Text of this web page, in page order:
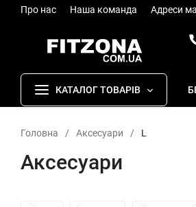
Про нас Наша команда Адреси
КАТАЛОГ ТОВАРІВ
Головна / Аксесуари / L
Аксесуари